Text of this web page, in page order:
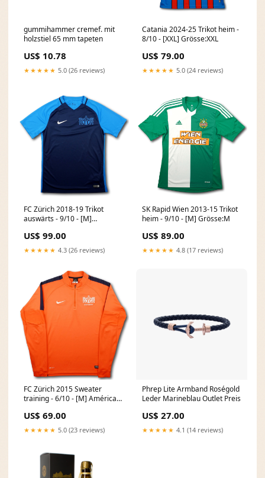
gummihammer cremef. mit
holzstiel 65 mm tapeten
US$ 10.78
★★★★★ 5.0 (26 reviews)
Catania 2024-25 Trikot heim -
8/10 - [XXL] Grösse:XXL
US$ 79.00
★★★★★ 5.0 (24 reviews)
FC Zürich 2018-19 Trikot
auswärts - 9/10 - [M]
US$ 99.00
★★★★★ 4.3 (26 reviews)
SK Rapid Wien 2013-15 Trikot
heim - 9/10 - [M] Grösse:M
US$ 89.00
★★★★★ 4.8 (17 reviews)
FC Zürich 2015 Sweater
training - 6/10 - [M] América
US$ 69.00
★★★★★ 5.0 (23 reviews)
Phrep Lite Armband Roségold
Leder Marineblau Outlet Preis
US$ 27.00
★★★★★ 4.1 (14 reviews)